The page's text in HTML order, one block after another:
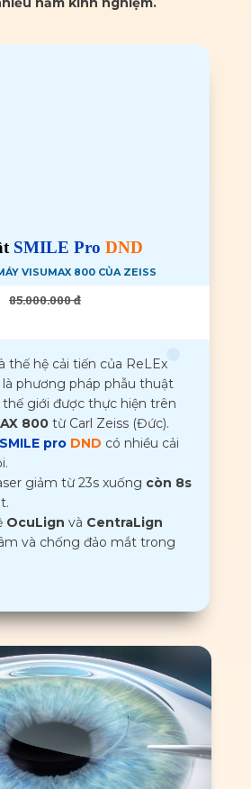
SMILE Pro DND
VISUMAX 800 CỦA ZEISS
thế hệ cải tiến của ReLEx
phương pháp phẫu thuật
thế giới được thực hiện trên
800 từ Carl Zeiss (Đức).
SMILE pro DND có nhiều cải
giảm từ 23s xuống còn 8s
OcuLign và CentraLign
và chống đảo mắt trong
85.000.000 đ